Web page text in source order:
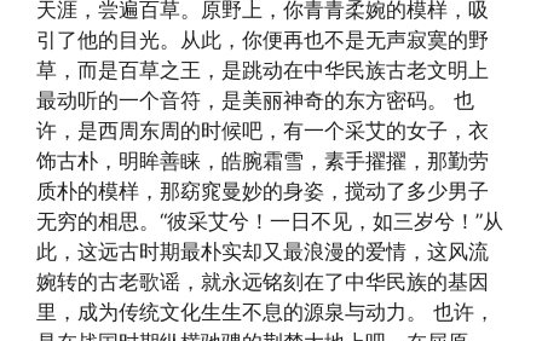
天涯，尝遍百草。原野上，你青青柔婉的模样，吸
引了他的目光。从此，你便再也不是无声寂寞的野
草，而是百草之王，是跳动在中华民族古老文明上
最动听的一个音符，是美丽神奇的东方密码。 也
许，是西周东周的时候吧，有一个采艾的女子，衣
饰古朴，明眸善睐，皓腕霜雪，素手擢擢，那勤劳
质朴的模样，那窈窕曼妙的身姿，搅动了多少男子
无穷的相思。“彼采艾兮！一日不见，如三岁兮！”从
此，这远古时期最朴实却又最浪漫的爱情，这风流
婉转的古老歌谣，就永远铭刻在了中华民族的基因
里，成为传统文化生生不息的源泉与动力。 也许，